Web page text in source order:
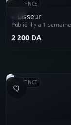
RÉFÉRENCE
Lisseur
Publié il y a 1 semaine
⁦2 200 DA⁩
RÉFÉRENCE